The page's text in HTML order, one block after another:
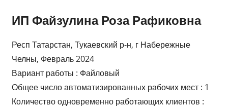
ИП Файзулина Роза Рафиковна
Респ Татарстан, Тукаевский р-н, г Набережные
Челны, Февраль 2024
Вариант работы : Файловый
Общее число автоматизированных рабочих мест : 1
Количество одновременно работающих клиентов :